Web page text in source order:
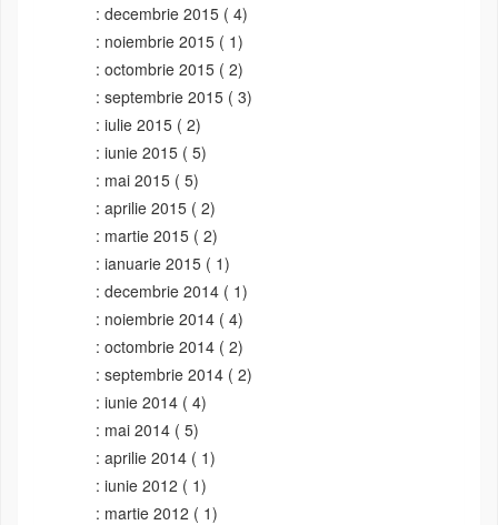
decembrie 2015 ( 4)
noiembrie 2015 ( 1)
octombrie 2015 ( 2)
septembrie 2015 ( 3)
iulie 2015 ( 2)
iunie 2015 ( 5)
mai 2015 ( 5)
aprilie 2015 ( 2)
martie 2015 ( 2)
ianuarie 2015 ( 1)
decembrie 2014 ( 1)
noiembrie 2014 ( 4)
octombrie 2014 ( 2)
septembrie 2014 ( 2)
iunie 2014 ( 4)
mai 2014 ( 5)
aprilie 2014 ( 1)
iunie 2012 ( 1)
martie 2012 ( 1)